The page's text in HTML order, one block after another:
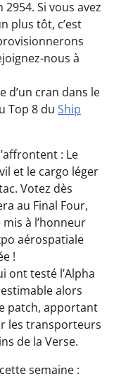
Si vous avez
plus tôt, c’est
nous à
d’un cran dans le
Top 8 du Ship
: Le
et le cargo léger
Votez dès
au Final Four,
à l’honneur
aérospatiale
!
ont testé l’Alpha
alors
patch, apportant
les transporteurs
de la Verse.
semaine :